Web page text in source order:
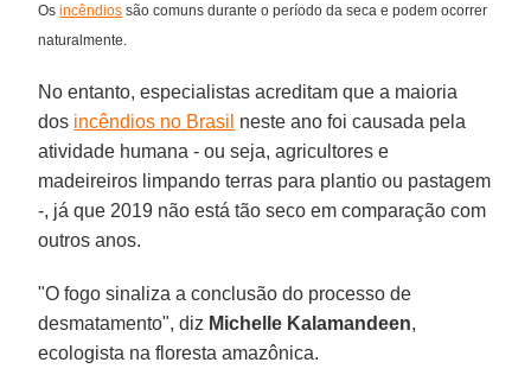
Osincêndios são comuns durante o período da seca e podem ocorrer
naturalmente.
No entanto, especialistas acreditam que a maioria
dos incêndios no Brasil neste ano foi causada pela
atividade humana - ou seja, agricultores e
madeireiros limpando terras para plantio ou pastagem
-, já que 2019 não está tão seco em comparação com
outros anos.
"O fogo sinaliza a conclusão do processo de
desmatamento", diz Michelle Kalamandeen,
ecologista na floresta amazônica.